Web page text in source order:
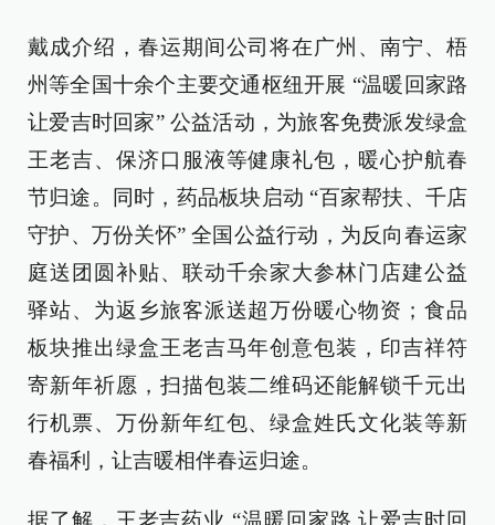
戴成介绍，春运期间公司将在广州、南宁、梧
州等全国十余个主要交通枢纽开展 “温暖回家路
让爱吉时回家” 公益活动，为旅客免费派发绿盒
王老吉、保济口服液等健康礼包，暖心护航春
节归途。同时，药品板块启动 “百家帮扶、千店
守护、万份关怀” 全国公益行动，为反向春运家
庭送团圆补贴、联动千余家大参林门店建公益
驿站、为返乡旅客派送超万份暖心物资；食品
板块推出绿盒王老吉马年创意包装，印吉祥符
寄新年祈愿，扫描包装二维码还能解锁千元出
行机票、万份新年红包、绿盒姓氏文化装等新
春福利，让吉暖相伴春运归途。
据了解，王老吉药业 “温暖回家路 让爱吉时回